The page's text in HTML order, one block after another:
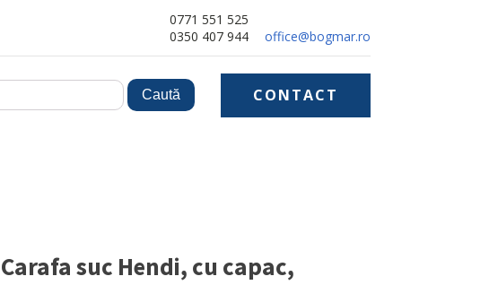
0771 551 525
0350 407 944
office@bogmar.ro
CONTACT
Carafa suc Hendi, cu capac,